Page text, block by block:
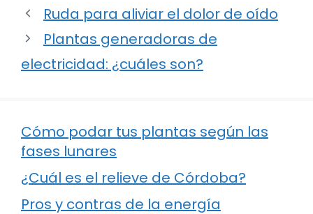
Ruda para aliviar el dolor de oído
Plantas generadoras de
electricidad: ¿cuáles son?
Cómo podar tus plantas según las
fases lunares
¿Cuál es el relieve de Córdoba?
Pros y contras de la energía